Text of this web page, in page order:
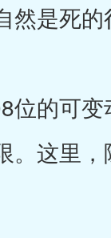
是死的
的可变
。这里